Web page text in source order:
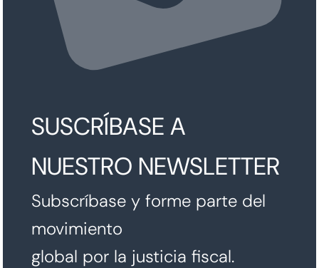
SUSCRÍBASE A
NUESTRO NEWSLETTER
Subscríbase y forme parte del
movimiento
global por la justicia fiscal.